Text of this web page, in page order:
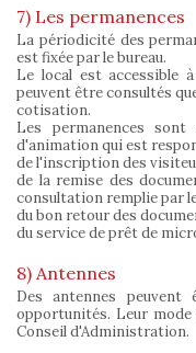
7) Les permanences
La périodicité des
est fixée par le bureau.
Le local est accessible
peuvent être consultés
cotisation.
Les permanences
d'animation qui est
de l'inscription des
de la remise des
consultation remplie par
du bon retour des
du service de prêt de
8) Antennes
Des antennes
opportunités. Leur
Conseil d'Administration.